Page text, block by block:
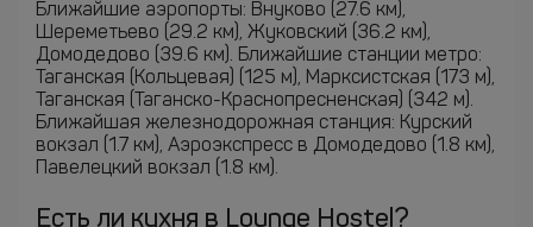
Ближайшие аэропорты: Внуково (27.6 км),
Шереметьево (29.2 км), Жуковский (36.2 км),
Домодедово (39.6 км). Ближайшие станции метро:
Таганская (Кольцевая) (125 м), Марксистская (173 м),
Таганская (Таганско-Краснопресненская) (342 м).
Ближайшая железнодорожная станция: Курский
вокзал (1.7 км), Аэроэкспресс в Домодедово (1.8 км),
Павелецкий вокзал (1.8 км).
Есть ли кухня в Lounge Hostel?